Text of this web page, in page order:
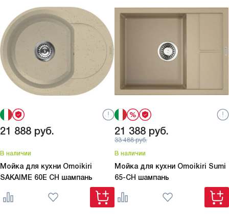
21 888 руб.
В наличии
Мойка для кухни Omoikiri
SAKAIME 60E CH шампань
21 388 руб.
33 488руб.
В наличии
Мойка для кухни Omoikiri Sumi
65-CH шампань